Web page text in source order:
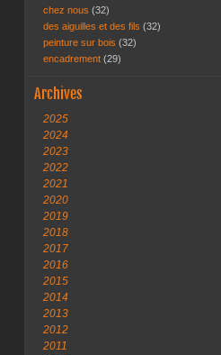
chez nous (32)
des aiguilles et des fils (32)
peinture sur bois (32)
encadrement (29)
Archives
2025
2024
2023
2022
2021
2020
2019
2018
2017
2016
2015
2014
2013
2012
2011